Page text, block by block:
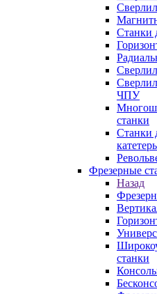
Станки
ЧПУ
станки
Станки
Фрезерные
Назад
станки